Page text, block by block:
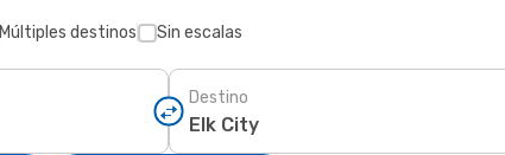
Múltiples destinos Sin escalas
Destino